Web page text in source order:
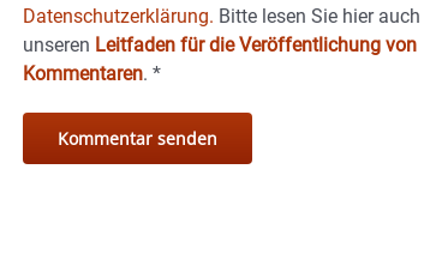
Datenschutzerklärung. Bitte lesen Sie hier auch
unseren Leitfaden für die Veröffentlichung von
Kommentaren.*